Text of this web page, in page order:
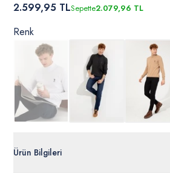
2.599,95 TLSepette2.079,96 TL
Renk
Ürün Bilgileri